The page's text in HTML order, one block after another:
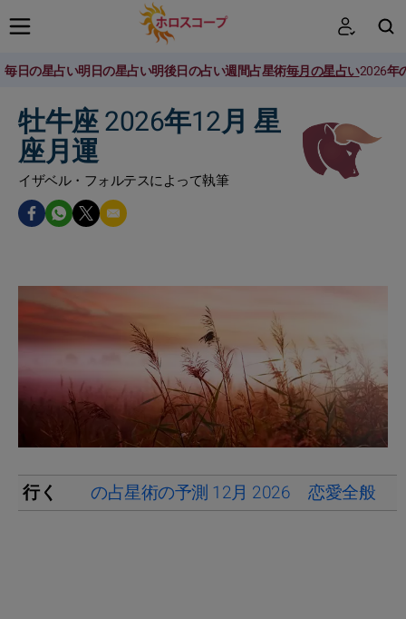
毎日の星占い明日の星占い明後日の占い週間占星術毎月の星占い2026年
牡牛座 2026年12月 星
座月運
イザベル・フォルテスによって執筆
行く の占星術の予測 12月 2026 恋愛全般